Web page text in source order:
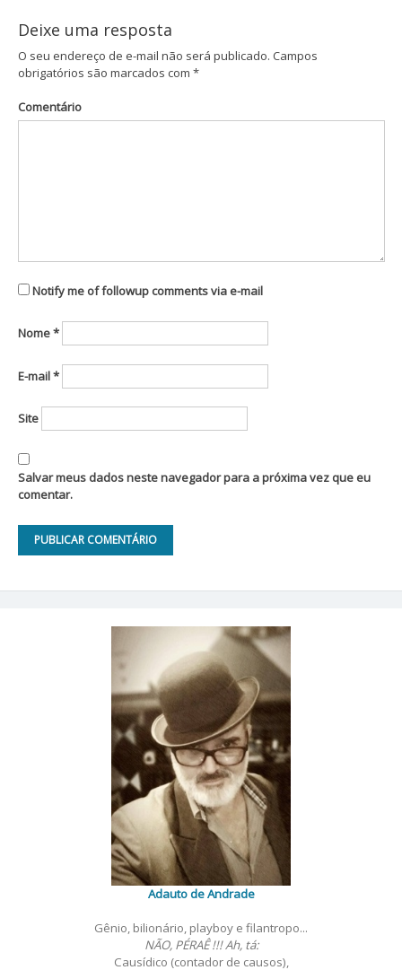
Post
Deixe uma resposta
O seu endereço de e-mail não será publicado. Campos
obrigatórios são marcados com *
Comentário
Notify me of followup comments via e-mail
Nome*
E-mail*
Site
Salvar meus dados neste navegador para a próxima vez que eu
comentar.
Adauto de Andrade
Gênio, bilionário, playboy e filantropo...
NÃO, PÉRAÊ !!! Ah, tá:
Causídico (contador de causos),